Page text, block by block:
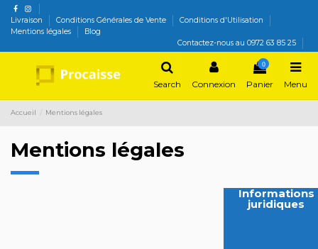
Livraison Conditions Générales de Vente
Conditions d'Utilisation
Mentions légales
Blog
Contactez-nous au 0972 63 85 25
Search Connexion
0
Panier Menu
Accueil Mentions légales
Mentions légales
Informations
juridiques